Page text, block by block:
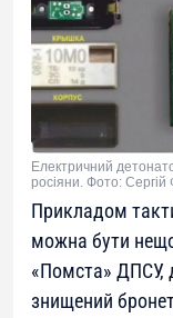
Електричний
росіяни. Фото:
Прикладом
можна бути
«Помста» ДПСУ,
знищений